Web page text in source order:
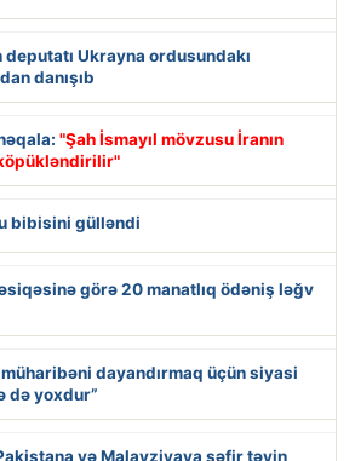
deputatı Ukrayna ordusundakı
danışıb
"Şah İsmayıl mövzusu İranın
bibisini gülləndi
görə 20 manatlıq ödəniş ləğv
müharibəni dayandırmaq üçün siyasi
də yoxdur”
və Malayziyaya səfir təyin